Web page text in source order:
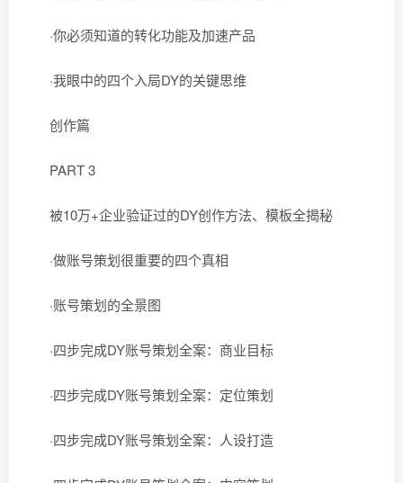
·你必须知道的转化功能及加速产品
·我眼中的四个入局DY的关键思维
创作篇
PART 3
被10万+企业验证过的DY创作方法、模板全揭秘
·做账号策划很重要的四个真相
·账号策划的全景图
·四步完成DY账号策划全案：商业目标
·四步完成DY账号策划全案：定位策划
·四步完成DY账号策划全案：人设打造